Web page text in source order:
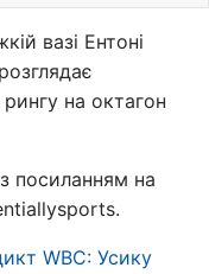
вазі Ентоні
на октагон
з посиланням на
WBC: Усику